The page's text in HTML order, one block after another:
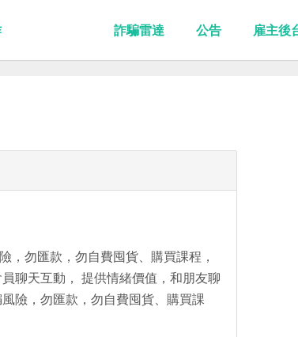
詐騙雷達 公告 雇主後
，勿匯款，勿自費囤貨、購買課程，
聊天互動， 提供情緒價值，和朋友聊
險，勿匯款，勿自費囤貨、購買課